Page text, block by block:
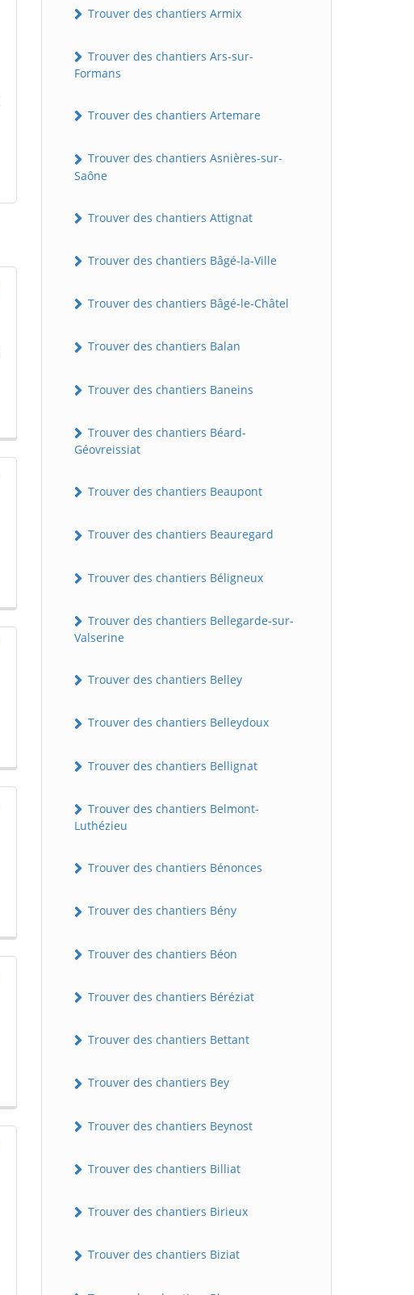
Trouver des chantiers Armix
Trouver des chantiers Ars-sur-
Formans
Trouver des chantiers Artemare
Trouver des chantiers Asnières-sur-
Saône
Trouver des chantiers Attignat
Trouver des chantiers Bâgé-la-Ville
Trouver des chantiers Bâgé-le-Châtel
Trouver des chantiers Balan
Trouver des chantiers Baneins
Trouver des chantiers Béard-
Géovreissiat
Trouver des chantiers Beaupont
Trouver des chantiers Beauregard
Trouver des chantiers Béligneux
Trouver des chantiers Bellegarde-sur-
Valserine
Trouver des chantiers Belley
Trouver des chantiers Belleydoux
Trouver des chantiers Bellignat
Trouver des chantiers Belmont-
Luthézieu
Trouver des chantiers Bénonces
Trouver des chantiers Bény
Trouver des chantiers Béon
Trouver des chantiers Béréziat
Trouver des chantiers Bettant
Trouver des chantiers Bey
Trouver des chantiers Beynost
Trouver des chantiers Billiat
Trouver des chantiers Birieux
Trouver des chantiers Biziat